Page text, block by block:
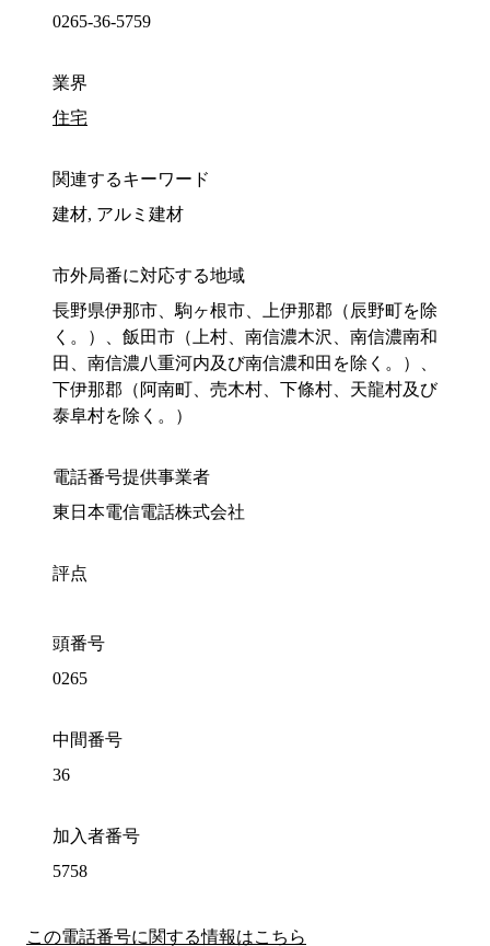
0265-36-5759
業界
住宅
関連するキーワード
建材, アルミ建材
市外局番に対応する地域
長野県伊那市、駒ヶ根市、上伊那郡（辰野町を除
く。）、飯田市（上村、南信濃木沢、南信濃南和
田、南信濃八重河内及び南信濃和田を除く。）、
下伊那郡（阿南町、売木村、下條村、天龍村及び
泰阜村を除く。）
電話番号提供事業者
東日本電信電話株式会社
評点
頭番号
0265
中間番号
36
加入者番号
5758
この電話番号に関する情報はこちら